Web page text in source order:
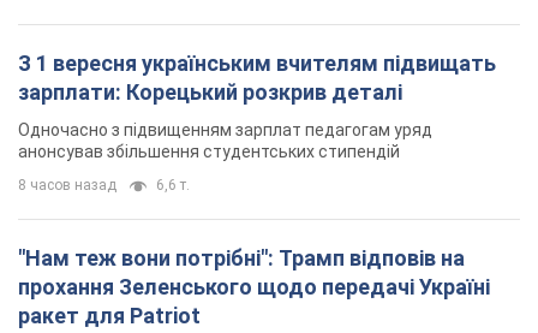
З 1 вересня українським вчителям підвищать
зарплати: Корецький розкрив деталі
Одночасно з підвищенням зарплат педагогам уряд
анонсував збільшення студентських стипендій
8 часов назад 6,6 т.
"Нам теж вони потрібні": Трамп відповів на
прохання Зеленського щодо передачі Україні
ракет для Patriot